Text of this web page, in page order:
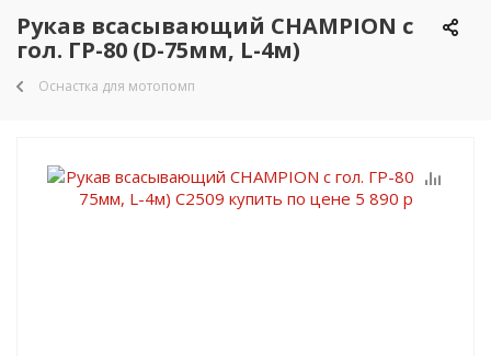
Рукав всасывающий CHAMPION с
гол. ГР-80 (D-75мм, L-4м)
Оснастка для мотопомп